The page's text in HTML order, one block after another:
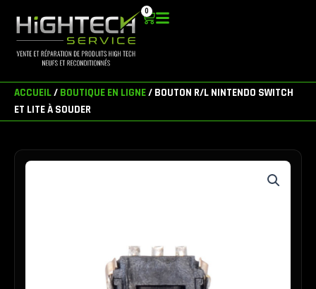
contenu
0
Panier
ACCUEIL/ BOUTIQUE EN LIGNE/ BOUTON R/L NINTENDO SWITCH
ET LITE À SOUDER